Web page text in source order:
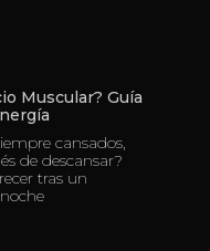
Muscular? Guía
cansados,
de descansar?
tras un